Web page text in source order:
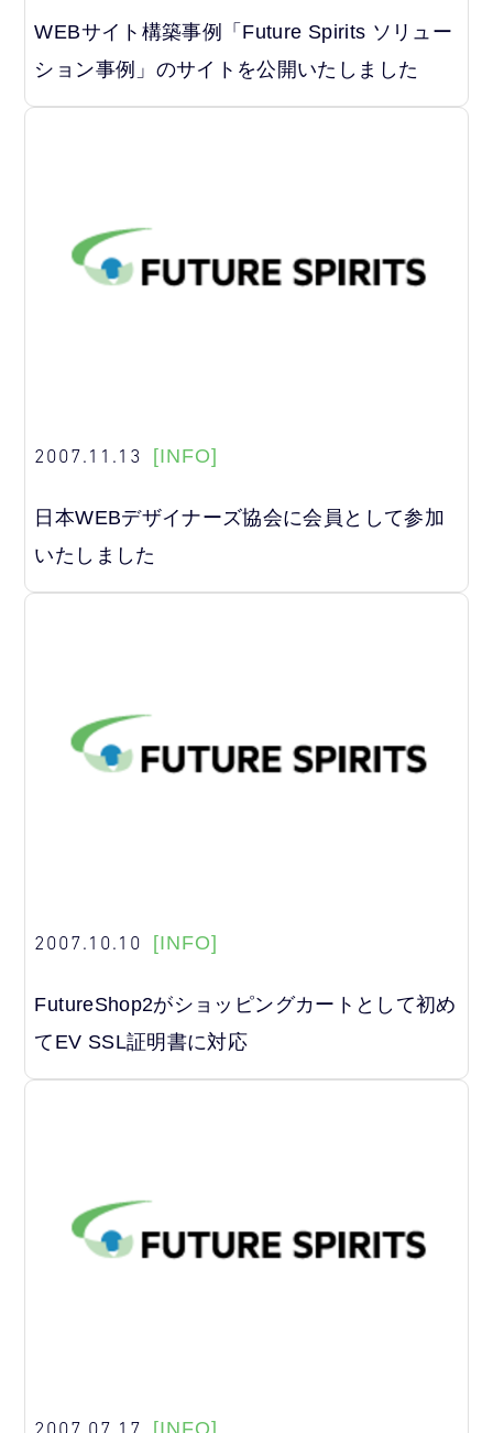
WEBサイト構築事例「Future Spirits ソリュー
ション事例」のサイトを公開いたしました
2007.11.13 [INFO]
日本WEBデザイナーズ協会に会員として参加
いたしました
2007.10.10 [INFO]
FutureShop2がショッピングカートとして初め
てEV SSL証明書に対応